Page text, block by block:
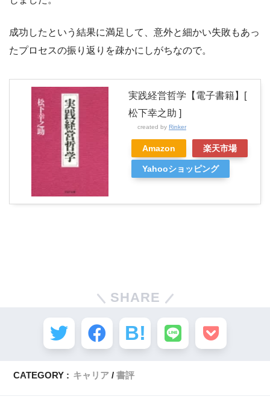
成功したという結果に満足して、意外と細かい失敗もあっ
たプロセスの振り返りを疎かにしがちなので。
実践経営哲学【電子書籍】[
松下幸之助 ]
created by Rinker
Amazon 楽天市場
Yahooショッピング
SHARE
CATEGORY : キャリア 書評